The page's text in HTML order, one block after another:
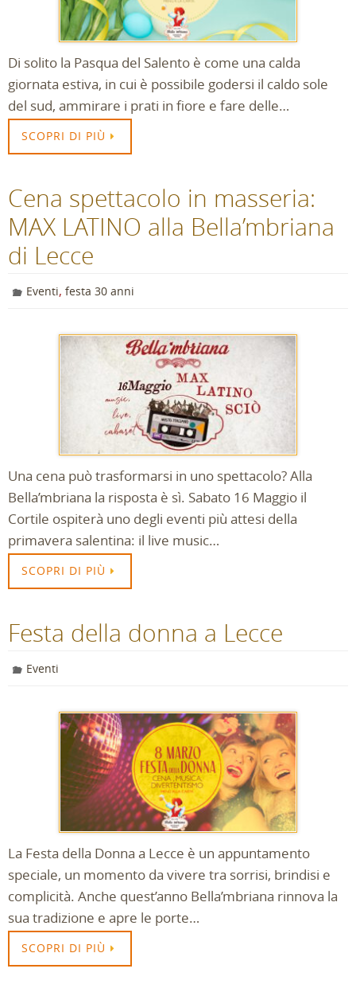
Di solito la Pasqua del Salento è come una calda
giornata estiva, in cui è possibile godersi il caldo sole
del sud, ammirare i prati in fiore e fare delle…
SCOPRI DI PIÙ
Cena spettacolo in masseria:
MAX LATINO alla Bella’mbriana
di Lecce
Eventi,festa 30 anni
Una cena può trasformarsi in uno spettacolo? Alla
Bella’mbriana la risposta è sì. Sabato 16 Maggio il
Cortile ospiterà uno degli eventi più attesi della
primavera salentina: il live music…
SCOPRI DI PIÙ
Festa della donna a Lecce
Eventi
La Festa della Donna a Lecce è un appuntamento
speciale, un momento da vivere tra sorrisi, brindisi e
complicità. Anche quest’anno Bella’mbriana rinnova la
sua tradizione e apre le porte…
SCOPRI DI PIÙ